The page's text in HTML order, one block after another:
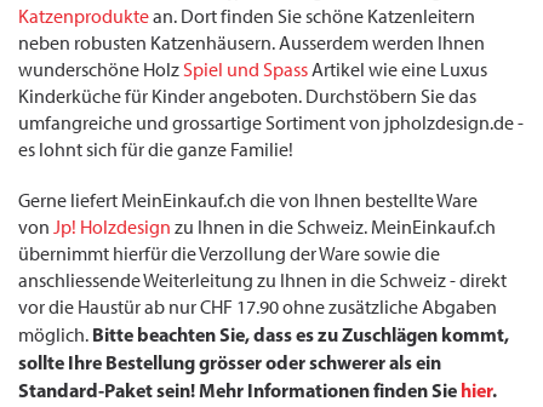
Katzenproduktean. Dort finden Sie schöne Katzenleitern
neben robusten Katzenhäusern. Ausserdem werden Ihnen
wunderschöne HolzSpiel und SpassArtikel wie eine Luxus
Kinderküche für Kinder angeboten. Durchstöbern Sie das
umfangreiche und grossartige Sortiment von jpholzdesign.de -
es lohnt sich für die ganze Familie!
Gerne liefert MeinEinkauf.ch die von Ihnen bestellte Ware
von Jp! Holzdesign zu Ihnen in die Schweiz. MeinEinkauf.ch
übernimmt hierfür die Verzollung der Ware sowie die
anschliessende Weiterleitung zu Ihnen in die Schweiz - direkt
vor die Haustür ab nur CHF 17.90 ohne zusätzliche Abgaben
möglich. Bitte beachten Sie, dass es zu Zuschlägen kommt,
sollte Ihre Bestellung grösser oder schwerer als ein
Standard-Paket sein! Mehr Informationen finden Sie hier.